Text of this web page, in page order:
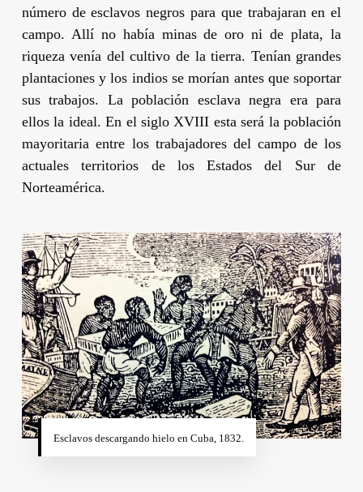
número de esclavos negros para que trabajaran en el
campo. Allí no había minas de oro ni de plata, la
riqueza venía del cultivo de la tierra. Tenían grandes
plantaciones y los indios se morían antes que soportar
sus trabajos. La población esclava negra era para
ellos la ideal. En el siglo XVIII esta será la población
mayoritaria entre los trabajadores del campo de los
actuales territorios de los Estados del Sur de
Norteamérica.
Esclavos descargando hielo en Cuba, 1832.